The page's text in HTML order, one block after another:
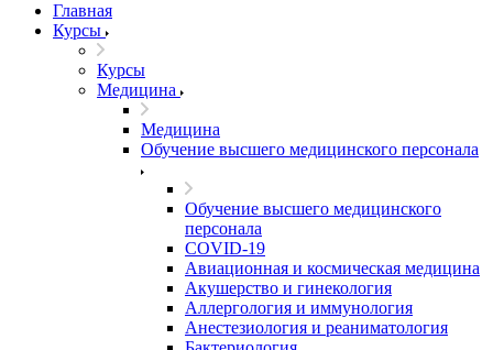
Главная
Курсы
Курсы
Медицина
Медицина
Обучение высшего медицинского персонала
Обучение высшего медицинского
персонала
COVID-19
Авиационная и космическая медицина
Акушерство и гинекология
Аллергология и иммунология
Анестезиология и реаниматология